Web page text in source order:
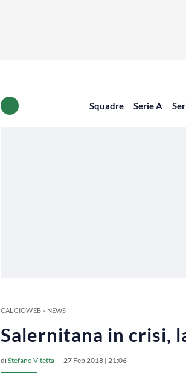
Squadre Serie A
CALCIOWEB» NEWS
Salernitana in crisi,
diStefano Vitetta 27 Feb 2018 | 21:06